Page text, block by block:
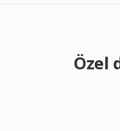
Özel